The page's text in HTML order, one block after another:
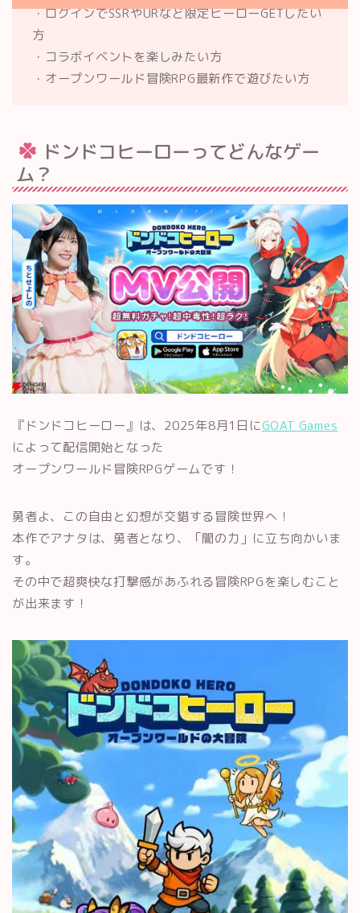
・ログインでSSRやURなど限定ヒーローGETしたい
方
・コラボイベントを楽しみたい方
・オープンワールド冒険RPG最新作で遊びたい方
ドンドコヒーローってどんなゲー
ム？
『ドンドコヒーロー』は、2025年8月1日にGOAT Games
によって配信開始となった
オープンワールド冒険RPGゲームです！
勇者よ、この自由と幻想が交錯する冒険世界へ！
本作でアナタは、勇者となり、「闇の力」に立ち向かいま
す。
その中で超爽快な打撃感があふれる冒険RPGを楽しむこと
が出来ます！